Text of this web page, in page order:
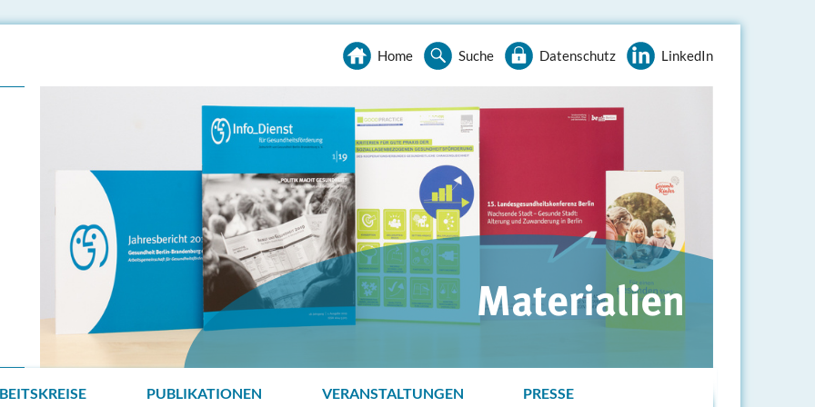
Home Suche Datenschutz LinkedIn
PUBLIKATIONEN VERANSTALTUNGEN PRESSE